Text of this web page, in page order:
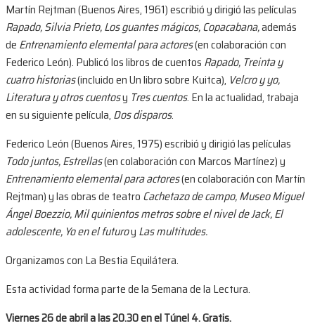
Martín Rejtman (Buenos Aires, 1961) escribió y dirigió las películas
Rapado, Silvia Prieto, Los guantes mágicos, Copacabana,además
de Entrenamiento elemental para actores(en colaboración con
Federico León). Publicó los libros de cuentos Rapado, Treinta y
cuatro historias(incluido en Un libro sobre Kuitca), Velcro y yo,
Literatura y otros cuentosy Tres cuentos. En la actualidad, trabaja
en su siguiente película, Dos disparos.
Federico León (Buenos Aires, 1975) escribió y dirigió las películas
Todo juntos, Estrellas(en colaboración con Marcos Martínez) y
Entrenamiento elemental para actores(en colaboración con Martín
Rejtman) y las obras de teatro Cachetazo de campo, Museo Miguel
Ángel Boezzio, Mil quinientos metros sobre el nivel de Jack, El
adolescente, Yo en el futuroy Las multitudes.
Organizamos con La Bestia Equilátera.
Esta actividad forma parte de la Semana de la Lectura.
Viernes 26 de abril a las 20.30 en el Túnel 4. Gratis.